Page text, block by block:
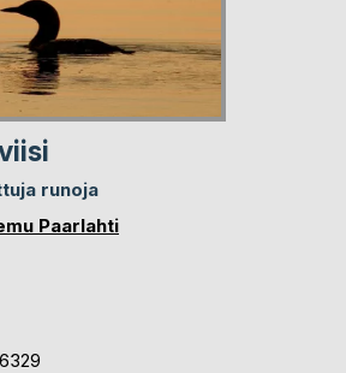
runoja
Paarlahti